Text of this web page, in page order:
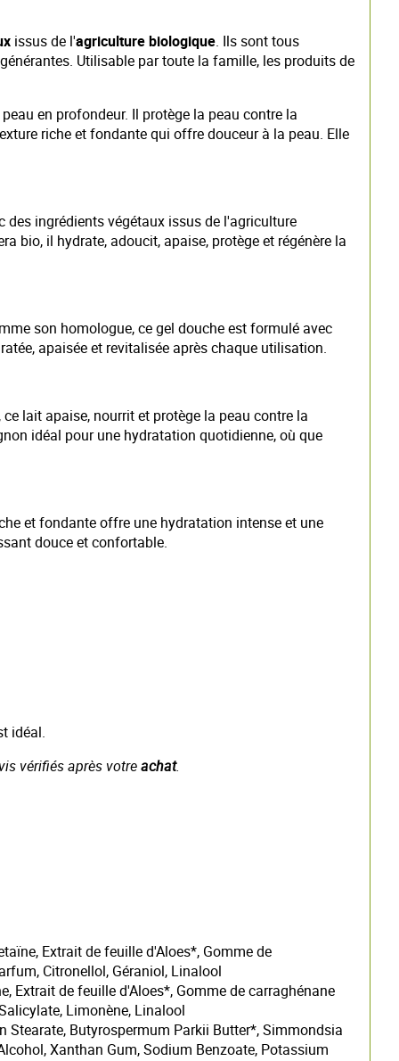
issus de l'agriculture biologique. Ils sont tous
Utilisable par toute la famille, les produits de
en profondeur. Il protège la peau contre la
riche et fondante qui offre douceur à la peau. Elle
des ingrédients végétaux issus de l'agriculture
bio, il hydrate, adoucit, apaise, protège et régénère la
son homologue, ce gel douche est formulé avec
apaisée et revitalisée après chaque utilisation.
lait apaise, nourrit et protège la peau contre la
idéal pour une hydratation quotidienne, où que
et fondante offre une hydratation intense et une
douce et confortable.
idéal.
vérifiés après votreachat.
Extrait de feuille d'Aloes*, Gomme de
Citronellol, Géraniol, Linalool
Extrait de feuille d'Aloes*, Gomme de carraghénane
Limonène, Linalool
Butyrospermum Parkii Butter*, Simmondsia
Xanthan Gum, Sodium Benzoate, Potassium